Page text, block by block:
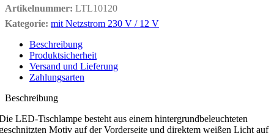
Artikelnummer: LTL10120
Kategorie: mit Netzstrom 230 V / 12 V
Beschreibung
Produktsicherheit
Versand und Lieferung
Zahlungsarten
Beschreibung
LED-Tischlampe besteht aus einem hintergrundbeleuchteten
Motiv auf der Vorderseite und direktem weißen Licht auf